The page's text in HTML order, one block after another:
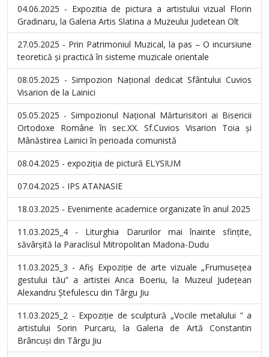
04.06.2025 - Expozitia de pictura a artistului vizual Florin
Gradinaru, la Galeria Artis Slatina a Muzeului Judetean Olt
27.05.2025 - Prin Patrimoniul Muzical, la pas – O incursiune
teoretică și practică în sisteme muzicale orientale
08.05.2025 - Simpozion Național dedicat Sfântului Cuvios
Visarion de la Lainici
05.05.2025 - Simpozionul Național Mărturisitori ai Bisericii
Ortodoxe Române în sec.XX. Sf.Cuvios Visarion Toia și
Mânăstirea Lainici în perioada comunistă
08.04.2025 - expoziția de pictură ELYSIUM
07.04.2025 - IPS ATANASIE
18.03.2025 - Evenimente academice organizate în anul 2025
11.03.2025_4 - Liturghia Darurilor mai înainte sfințite,
săvârșită la Paraclisul Mitropolitan Madona-Dudu
11.03.2025_3 - Afiș Expoziție de arte vizuale „Frumusețea
gestului tău” a artistei Anca Boeriu, la Muzeul Județean
Alexandru Ștefulescu din Târgu Jiu
11.03.2025_2 - Expoziție de sculptură „Vocile metalului ” a
artistului Sorin Purcaru, la Galeria de Artă Constantin
Brâncuși din Târgu Jiu